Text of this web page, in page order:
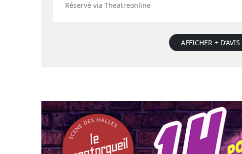
Réservé via Theatreonline
AFFICHER + D’AVIS